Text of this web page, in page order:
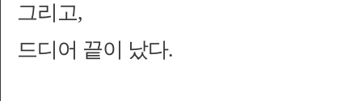
그리고,
드디어 끝이 났다.